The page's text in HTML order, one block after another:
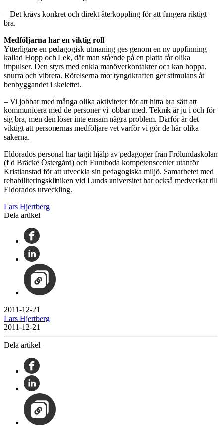
– Det krävs konkret och direkt återkoppling för att fungera riktigt
bra.
Medföljarna har en viktig roll
Ytterligare en pedagogisk utmaning ges genom en ny uppfinning
kallad Hopp och Lek, där man stående på en platta får olika
impulser. Den styrs med enkla manöverkontakter och kan hoppa,
snurra och vibrera. Rörelserna mot tyngdkraften ger stimulans åt
benbyggandet i skelettet.
– Vi jobbar med många olika aktiviteter för att hitta bra sätt att
kommunicera med de personer vi jobbar med. Teknik är ju i och för
sig bra, men den löser inte ensam några problem. Därför är det
viktigt att personernas medföljare vet varför vi gör de här olika
sakerna.
Eldorados personal har tagit hjälp av pedagoger från Frölundaskolan
(f d Bräcke Östergård) och Furuboda kompetenscenter utanför
Kristianstad för att utveckla sin pedagogiska miljö. Samarbetet med
rehabiliteringskliniken vid Lunds universitet har också medverkat till
Eldorados utveckling.
Lars Hjertberg
Dela artikel
2011-12-21
Lars Hjertberg
2011-12-21
Dela artikel